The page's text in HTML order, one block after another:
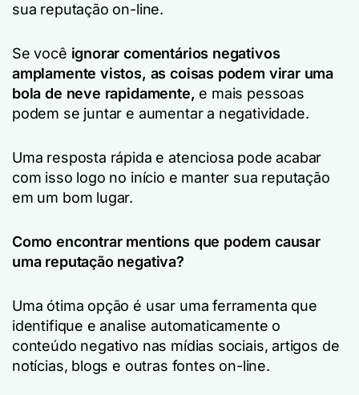
sua reputação on-line.
Se você ignorar comentários negativos
amplamente vistos, as coisas podem virar uma
bola de neve rapidamente, e mais pessoas
podem se juntar e aumentar a negatividade.
Uma resposta rápida e atenciosa pode acabar
com isso logo no início e manter sua reputação
em um bom lugar.
Como encontrar mentions que podem causar
uma reputação negativa?
Uma ótima opção é usar uma ferramenta que
identifique e analise automaticamente o
conteúdo negativo nas mídias sociais, artigos de
notícias, blogs e outras fontes on-line.